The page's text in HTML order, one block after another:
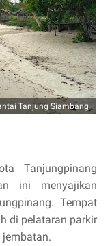
Tanjung Siambang
Tanjungpinang
ini menyajikan
Tempat
di pelataran parkir